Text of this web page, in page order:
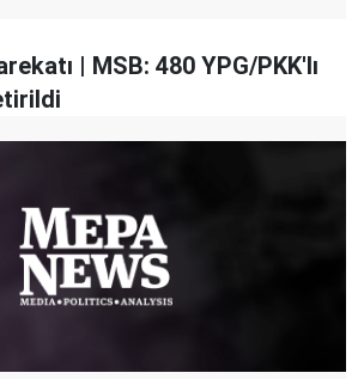
| MSB: 480 YPG/PKK'lı